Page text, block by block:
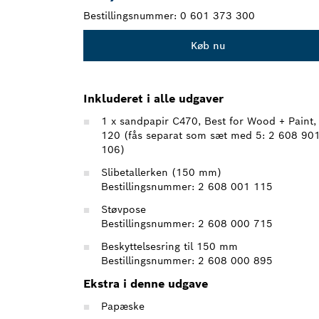
Bestillingsnummer: 0 601 373 300
Køb nu
Inkluderet i alle udgaver
1 x sandpapir C470, Best for Wood + Paint,
120 (fås separat som sæt med 5: 2 608
106)
Slibetallerken (150 mm)
Bestillingsnummer: 2 608 001 115
Støvpose
Bestillingsnummer: 2 608 000 715
Beskyttelsesring til 150 mm
Bestillingsnummer: 2 608 000 895
Ekstra i denne udgave
Papæske